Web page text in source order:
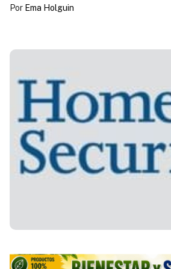
Por Ema Holguin